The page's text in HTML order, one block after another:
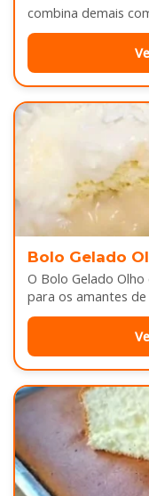
combina demais
derretendo por
Bolo Gelado
O Bolo Gelado
para os amantes de
sabor...